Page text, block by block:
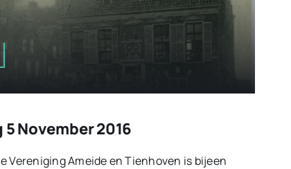
November 2016
Vereniging Ameide en Tienhoven is bijeen